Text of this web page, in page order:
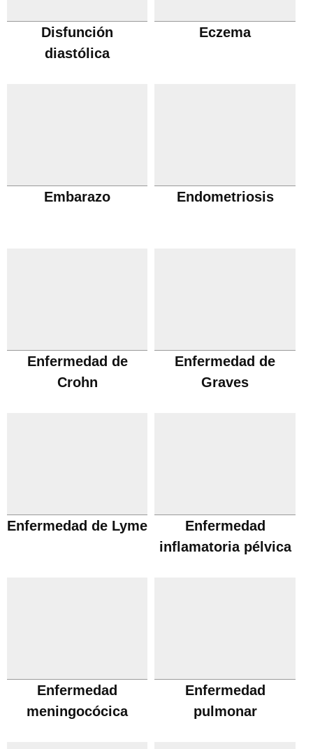
Disfunción
diastólica
Eczema
Embarazo Endometriosis
Enfermedad de
Crohn
Enfermedad de
Graves
Enfermedad de Lyme
Enfermedad
inflamatoria pélvica
Enfermedad
meningocócica
Enfermedad
pulmonar